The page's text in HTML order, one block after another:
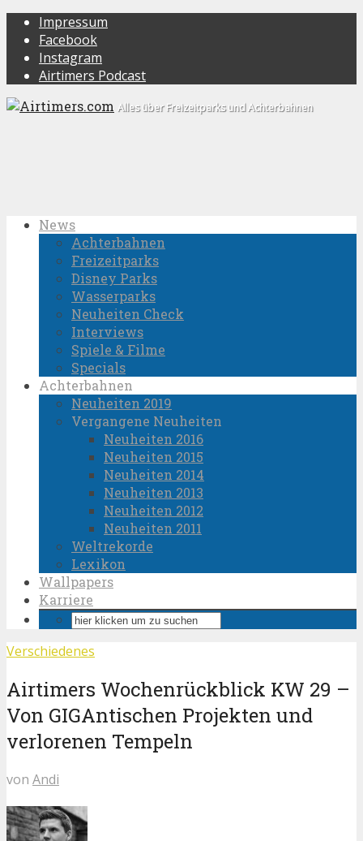
Impressum
Facebook
Instagram
Airtimers Podcast
Alles über Freizeitparks und Achterbahnen
News
Achterbahnen
Freizeitparks
Disney Parks
Wasserparks
Neuheiten Check
Interviews
Spiele & Filme
Specials
Achterbahnen
Neuheiten 2019
Vergangene Neuheiten
Neuheiten 2016
Neuheiten 2015
Neuheiten 2014
Neuheiten 2013
Neuheiten 2012
Neuheiten 2011
Weltrekorde
Lexikon
Wallpapers
Karriere
Verschiedenes
Airtimers Wochenrückblick KW 29 –
Von GIGAntischen Projekten und
verlorenen Tempeln
von Andi